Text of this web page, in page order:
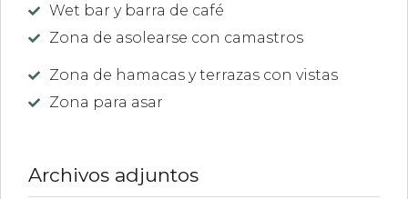
Wet bar y barra de café
Zona de asolearse con camastros
Zona de hamacas y terrazas con vistas
Zona para asar
Archivos adjuntos